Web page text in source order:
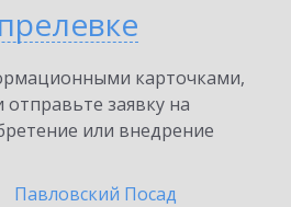
карточками,
заявку на
или внедрение
Павловский Посад